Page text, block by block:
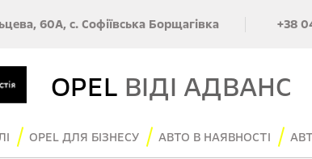
60А, с. Софіївська Борщагівка +38
OPEL ВІДІ АДВАНС
OPEL ДЛЯ БІЗНЕСУ АВТО В НАЯВНОСТІ